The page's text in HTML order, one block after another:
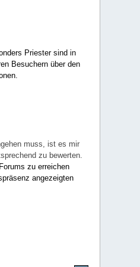
Priester sind in
Besuchern über den
muss, ist es mir
zu bewerten.
zu erreichen
angezeigten